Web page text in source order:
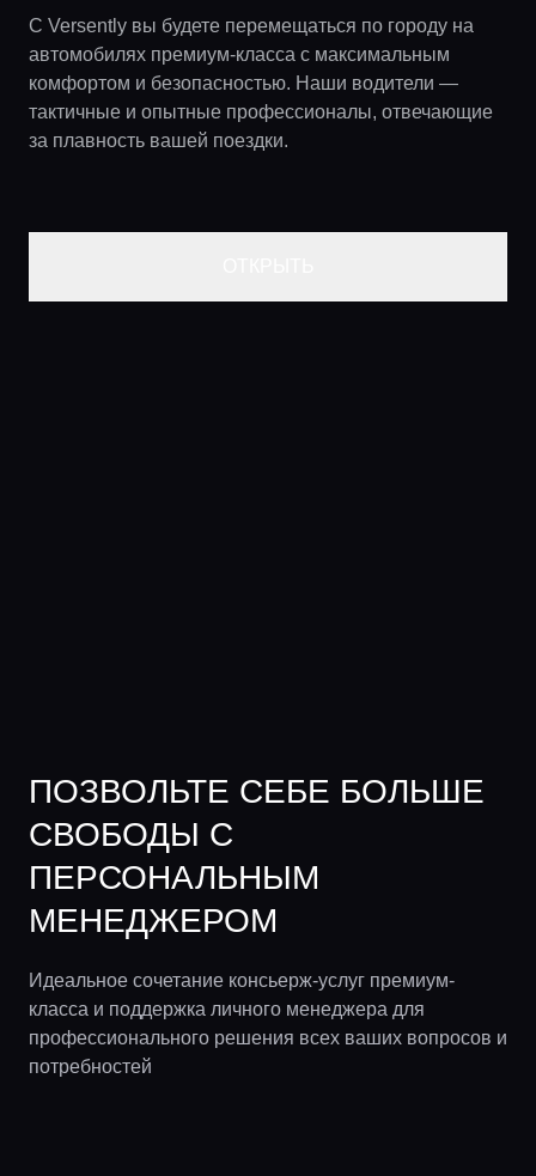
С Versently вы будете перемещаться по городу на
автомобилях премиум-класса с максимальным
комфортом и безопасностью. Наши водители —
тактичные и опытные профессионалы, отвечающие
за плавность вашей поездки.
ПОЗВОЛЬТЕ СЕБЕ БОЛЬШЕ
СВОБОДЫ С
ПЕРСОНАЛЬНЫМ
МЕНЕДЖЕРОМ
Идеальное сочетание консьерж-услуг премиум-
класса и поддержка личного менеджера для
профессионального решения всех ваших вопросов и
потребностей